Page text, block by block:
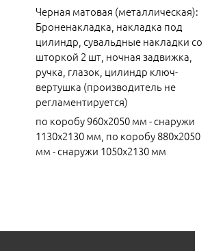
Черная матовая (металлическая):
Броненакладка, накладка под
цилиндр, сувальдные накладки со
шторкой 2 шт, ночная задвижка,
ручка, глазок, цилиндр ключ-
вертушка (производитель не
регламентируется)
по коробу 960х2050 мм - снаружи
1130х2130 мм, по коробу 880х2050
мм - снаружи 1050х2130 мм